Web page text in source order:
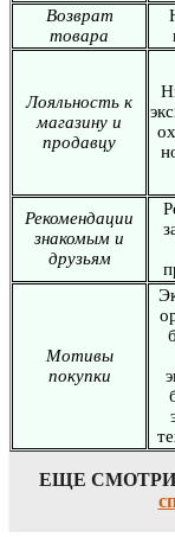
Возврат
товара
Лояльность к
магазину и
продавцу
Рекомендации
знакомым и
друзьям
Мотивы
покупки
ЕЩЕ